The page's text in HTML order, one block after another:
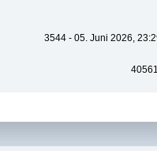
3544 - 05. Juni 2026,